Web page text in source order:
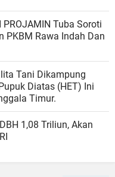
PROJAMIN Tuba Soroti
PKBM Rawa Indah Dan
Tani Dikampung
Diatas (HET) Ini
Timur.
1,08 Triliun, Akan